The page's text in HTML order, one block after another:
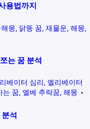
용법까지
몽 닭똥 꿈 재물운 해몽
는 꿈 분석
베이터 심리 엘리베이터
는 꿈 엘베 추락꿈 해몽
석